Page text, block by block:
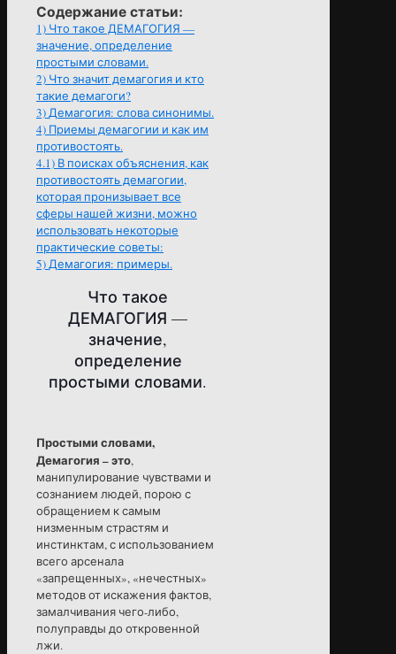
Содержание статьи:
1) Что такое ДЕМАГОГИЯ —
значение, определение
простыми словами.
2) Что значит демагогия и кто
такие демагоги?
3)Демагогия: слова синонимы.
4) Приемы демагогии и как им
противостоять.
4.1) В поисках объяснения, как
противостоять демагогии,
которая пронизывает все
сферы нашей жизни, можно
использовать некоторые
практические советы:
5)Демагогия: примеры.
Что такое
ДЕМАГОГИЯ —
значение,
определение
простыми словами.
Простыми словами,
Демагогия – это,
манипулирование чувствами и
сознанием людей, порою с
обращением к самым
низменным страстям и
инстинктам, с использованием
всего арсенала
«запрещенных», «нечестных»
методов от искажения фактов,
замалчивания чего-либо,
полуправды до откровенной
лжи.